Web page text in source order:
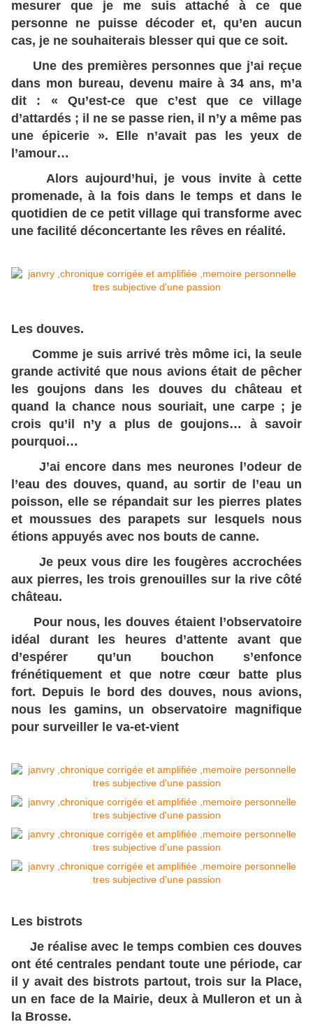
mesurer que je me suis attaché à ce que
personne ne puisse décoder et, qu’en aucun
cas, je ne souhaiterais blesser qui que ce soit.
Une des premières personnes que j’ai reçue
dans mon bureau, devenu maire à 34 ans, m’a
dit : « Qu’est-ce que c’est que ce village
d’attardés ; il ne se passe rien, il n’y a même pas
une épicerie ». Elle n’avait pas les yeux de
l’amour…
Alors aujourd’hui, je vous invite à cette
promenade, à la fois dans le temps et dans le
quotidien de ce petit village qui transforme avec
une facilité déconcertante les rêves en réalité.
Les douves.
Comme je suis arrivé très môme ici, la seule
grande activité que nous avions était de pêcher
les goujons dans les douves du château et
quand la chance nous souriait, une carpe ; je
crois qu’il n’y a plus de goujons… à savoir
pourquoi…
J’ai encore dans mes neurones l’odeur de
l’eau des douves, quand, au sortir de l’eau un
poisson, elle se répandait sur les pierres plates
et moussues des parapets sur lesquels nous
étions appuyés avec nos bouts de canne.
Je peux vous dire les fougères accrochées
aux pierres, les trois grenouilles sur la rive côté
château.
Pour nous, les douves étaient l’observatoire
idéal durant les heures d’attente avant que
d’espérer qu’un bouchon s’enfonce
frénétiquement et que notre cœur batte plus
fort. Depuis le bord des douves, nous avions,
nous les gamins, un observatoire magnifique
pour surveiller le va-et-vient
Les bistrots
Je réalise avec le temps combien ces douves
ont été centrales pendant toute une période, car
il y avait des bistrots partout, trois sur la Place,
un en face de la Mairie, deux à Mulleron et un à
la Brosse.